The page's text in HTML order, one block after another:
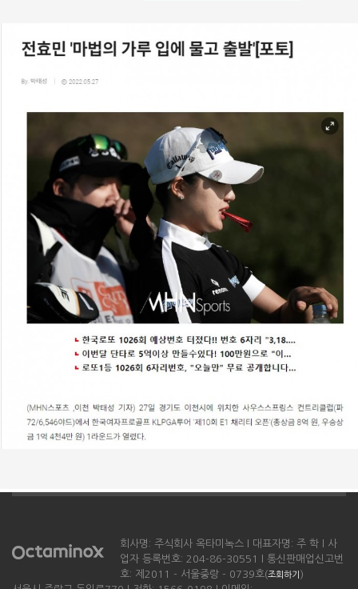
회사명: 주식회사 옥타미녹스 l 대표자명: 주 학 l 사
업자 등록번호: 204-86-30551 l 통신판매업신고번
호: 제2011 - 서울중랑 - 0739호(조회하기 )